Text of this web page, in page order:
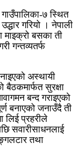
गाउँपालिका-७ स्थित
गरियो । नेपाली
माइक्रो बसका ती
गन्तव्यतर्फ
अस्थायी
बैठकमार्फत सुरक्षा
बन्द गराइएको
बनाएको जनाउँदै ती
लिई प्रहरीले
सवारीसाधनलाई
तथा